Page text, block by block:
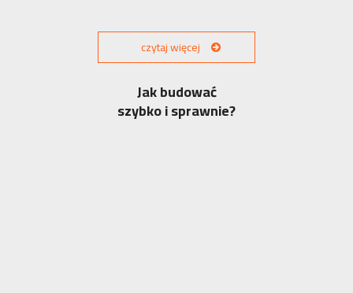
czytaj więcej
Jak budować
szybko i sprawnie?